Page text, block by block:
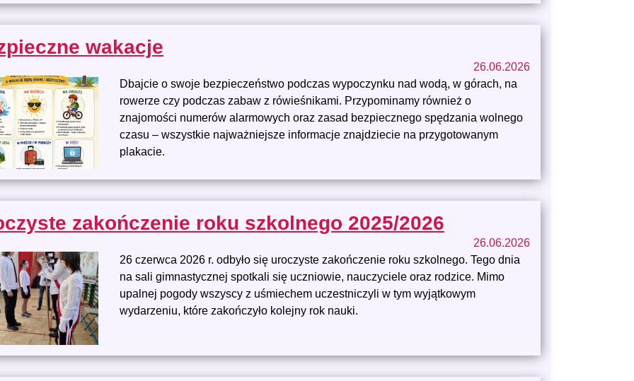
wakacje
26.06.2026
Dbajcie o swoje bezpieczeństwo podczas wypoczynku nad wodą, w górach, na
rowerze czy podczas zabaw z rówieśnikami. Przypominamy również o
znajomości numerów alarmowych oraz zasad bezpiecznego spędzania wolnego
czasu – wszystkie najważniejsze informacje znajdziecie na przygotowanym
plakacie.
zakończenie roku szkolnego 2025/2026
26.06.2026
26 czerwca 2026 r. odbyło się uroczyste zakończenie roku szkolnego. Tego dnia
na sali gimnastycznej spotkali się uczniowie, nauczyciele oraz rodzice. Mimo
upalnej pogody wszyscy z uśmiechem uczestniczyli w tym wyjątkowym
wydarzeniu, które zakończyło kolejny rok nauki.